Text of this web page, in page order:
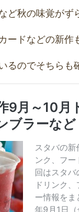
ど秋の味覚がず
ードなどの新作
るのでそちらも